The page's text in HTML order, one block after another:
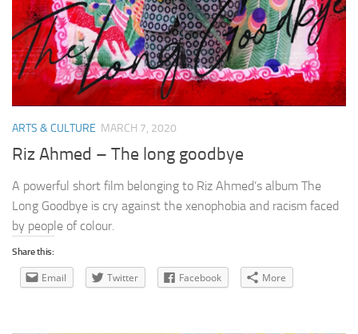
ARTS & CULTURE MARCH 7, 2020
Riz Ahmed – The long goodbye
A powerful short film belonging to Riz Ahmed’s album The
Long Goodbye is cry against the xenophobia and racism faced
by people of colour.
Share this:
Email Twitter Facebook More